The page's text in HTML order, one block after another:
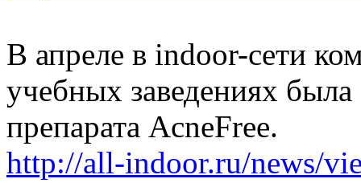
В апреле в indoor-сети
учебных заведениях
препарата AcneFree.
http://all-indoor.ru/news/